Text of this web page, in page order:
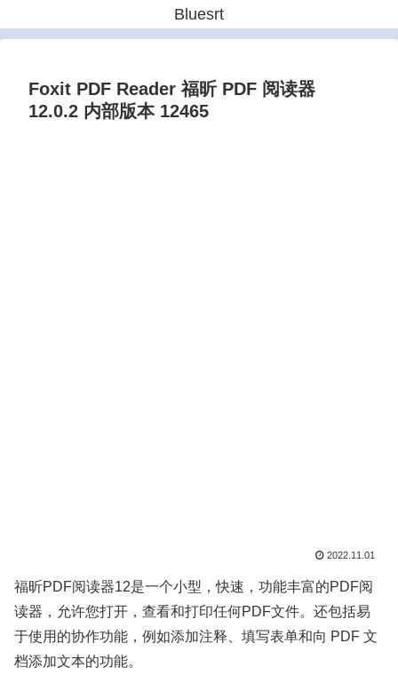
Bluesrt
Foxit PDF Reader 福昕 PDF 阅读器
12.0.2 内部版本 12465
2022.11.01
福昕PDF阅读器12是一个小型，快速，功能丰富的PDF阅
读器，允许您打开，查看和打印任何PDF文件。还包括易
于使用的协作功能，例如添加注释、填写表单和向 PDF 文
档添加文本的功能。